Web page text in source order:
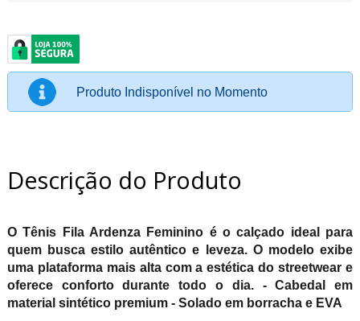
Produto Indisponível no Momento
Descrição do Produto
O Tênis Fila Ardenza Feminino é o calçado ideal para
quem busca estilo autêntico e leveza. O modelo exibe
uma plataforma mais alta com a estética do streetwear e
oferece conforto durante todo o dia. - Cabedal em
material sintético premium - Solado em borracha e EVA